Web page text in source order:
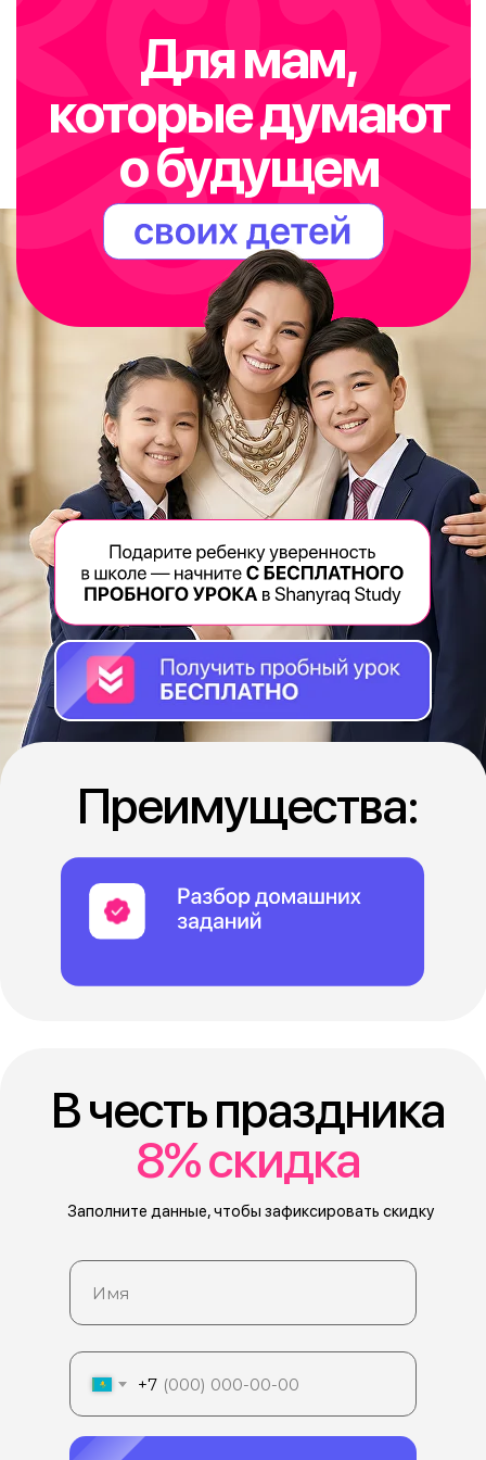
Для мам,
которые думают
о будущем
В честь праздника
8% скидка
Для мам,
которые думают
о будущем
Преимущества:
Заполните данные, чтобы зафиксировать скидку
+7